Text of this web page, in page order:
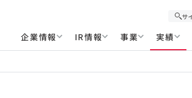
企業情報 IR情報 事業 実績